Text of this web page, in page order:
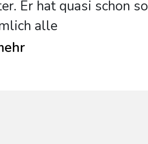
Er hat quasi schon so
alle